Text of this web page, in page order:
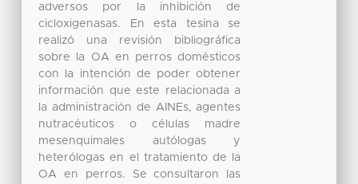
adversos por la inhibición de
cicloxigenasas. En esta tesina se
realizó una revisión bibliográfica
sobre la OA en perros domésticos
con la intención de poder obtener
información que este relacionada a
la administración de AINEs, agentes
nutracéuticos o células madre
mesenquimales autólogas y
heterólogas en el tratamiento de la
OA en perros. Se consultaron las